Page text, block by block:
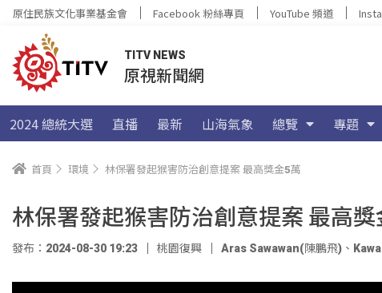
原住民族文化事業基金會 Facebook 粉絲專頁 YouTube 頻道
TITV NEWS
原視新聞網
2024 總統大選 直播 最新 山海氣象 總覽 專題
首頁 環境 林保署發起猴害防治創意提案 最高獎金5萬
林保署發起猴害防治創意提案 最高
發布：2024-08-30 19:23 桃園復興 Aras Sawawan(陳鵬飛) 、